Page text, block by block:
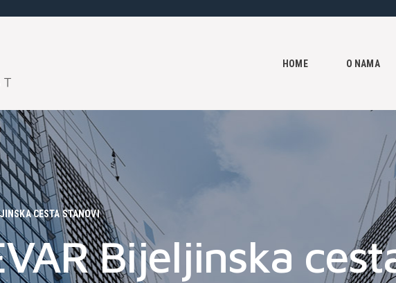
HOME O NAMA
CESTA STANOVI
Bijeljinska
HOME
KONTAKT